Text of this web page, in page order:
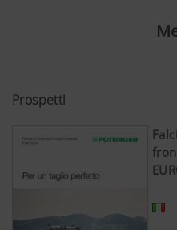
Prospetti